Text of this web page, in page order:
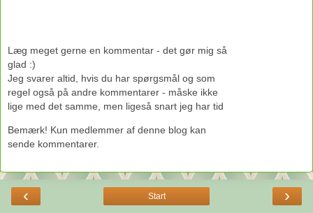
Læg meget gerne en kommentar - det gør mig så
glad :)
Jeg svarer altid, hvis du har spørgsmål og som
regel også på andre kommentarer - måske ikke
lige med det samme, men ligeså snart jeg har tid
Bemærk! Kun medlemmer af denne blog kan
sende kommentarer.
‹ ›
Start